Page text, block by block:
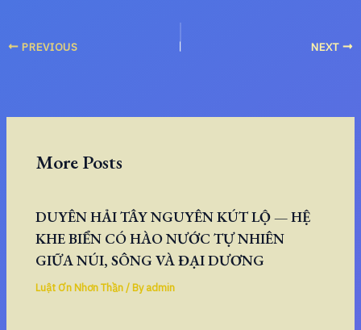
PREVIOUS NEXT
More Posts
DUYÊN HẢI TÂY NGUYÊN KÚT LỘ — HỆ
KHE BIỂN CÓ HÀO NƯỚC TỰ NHIÊN
GIỮA NÚI, SÔNG VÀ ĐẠI DƯƠNG
Luật Ơn Nhơn Thần/ Byadmin